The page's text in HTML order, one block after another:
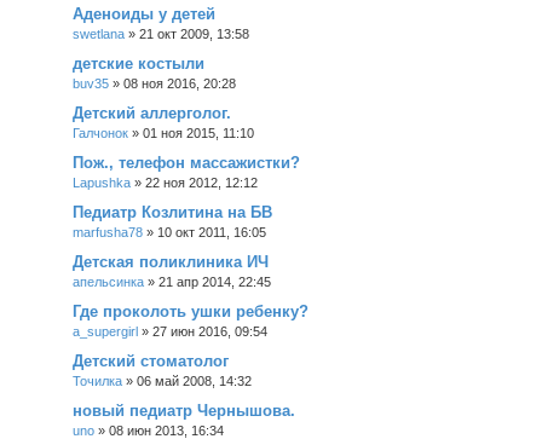
Аденоиды у детей
swetlana » 21 окт 2009, 13:58
детские костыли
buv35 » 08 ноя 2016, 20:28
Детский аллерголог.
Галчонок » 01 ноя 2015, 11:10
Пож., телефон массажистки?
Lapushka » 22 ноя 2012, 12:12
Педиатр Козлитина на БВ
marfusha78 » 10 окт 2011, 16:05
Детская поликлиника ИЧ
апельсинка » 21 апр 2014, 22:45
Где проколоть ушки ребенку?
a_supergirl » 27 июн 2016, 09:54
Детский стоматолог
Точилка » 06 май 2008, 14:32
новый педиатр Чернышова.
uno » 08 июн 2013, 16:34